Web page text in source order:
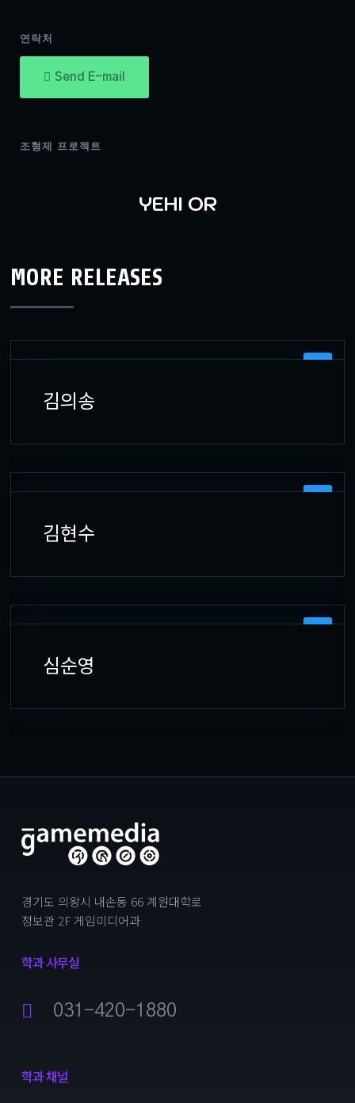
연락처
Send E-mail
조형제 프로젝트
YEHI OR
MORE RELEASES
김의송
김현수
심순영
경기도 의왕시 내손동 66 계원대학로
정보관 2F 게임미디어과
학과 사무실
031-420-1880
학과 채널